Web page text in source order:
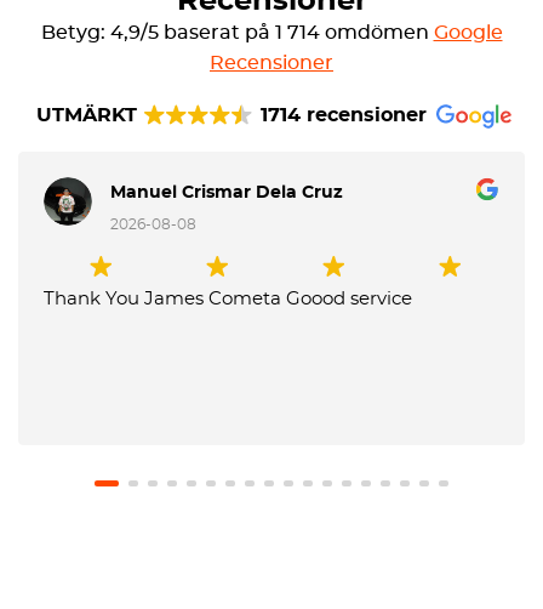
Betyg: 4,9/5 baserat på 1 714 omdömen Google
Recensioner
UTMÄRKT 1714 recensioner
Manuel Crismar Dela Cruz
2026-08-08
Thank You James Cometa Goood service